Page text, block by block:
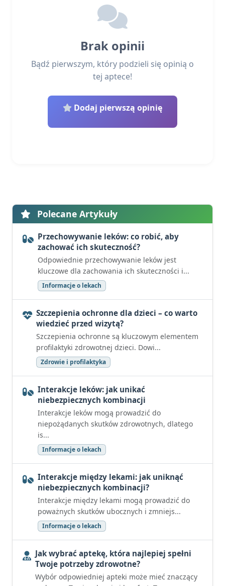
Brak opinii
Bądź pierwszym, który podzieli się opinią o
tej aptece!
Dodaj pierwszą opinię
Polecane Artykuły
Przechowywanie leków: co robić, aby
zachować ich skuteczność?
Odpowiednie przechowywanie leków jest
kluczowe dla zachowania ich skuteczności i...
Informacje o lekach
Szczepienia ochronne dla dzieci – co warto
wiedzieć przed wizytą?
Szczepienia ochronne są kluczowym elementem
profilaktyki zdrowotnej dzieci. Dowi...
Zdrowie i profilaktyka
Interakcje leków: jak unikać
niebezpiecznych kombinacji
Interakcje leków mogą prowadzić do
niepożądanych skutków zdrowotnych, dlatego
is...
Informacje o lekach
Interakcje między lekami: jak uniknąć
niebezpiecznych kombinacji?
Interakcje między lekami mogą prowadzić do
poważnych skutków ubocznych i zmniejs...
Informacje o lekach
Jak wybrać aptekę, która najlepiej spełni
Twoje potrzeby zdrowotne?
Wybór odpowiedniej apteki może mieć znaczący